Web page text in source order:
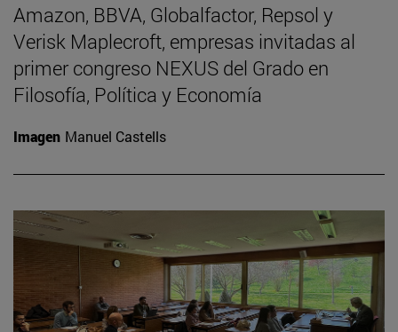
Amazon, BBVA, Globalfactor, Repsol y
Verisk Maplecroft, empresas invitadas al
primer congreso NEXUS del Grado en
Filosofía, Política y Economía
Imagen Manuel Castells